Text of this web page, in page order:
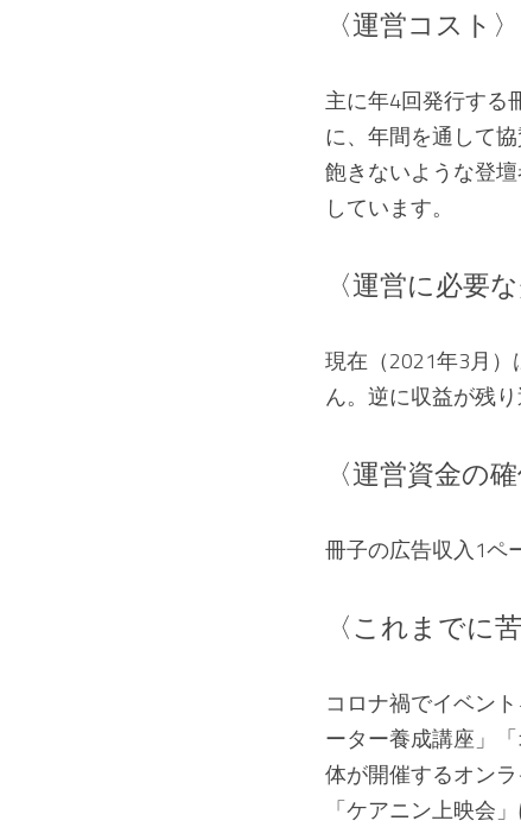
〈運営コスト〉
主に年4回発行する
に、年間を通して
飽きないような登
しています。
〈運営に必要
現在（2021年3月
ん。逆に収益が残
〈運営資金の確
冊子の広告収入1ペ
〈これまでに
コロナ禍でイベン
ーター養成講座」
体が開催するオン
「ケアニン上映会